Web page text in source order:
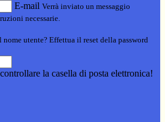
E-mail Verrà inviato un messaggio
necessarie.
utente? Effettua il reset della password
la casella di posta elettronica!